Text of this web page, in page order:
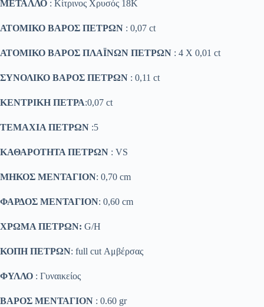
ΜΕΤΑΛΛΟ : Κίτρινος Χρυσός 18K
ΑΤΟΜΙΚΟ ΒΑΡΟΣ ΠΕΤΡΩΝ : 0,07 ct
ΑΤΟΜΙΚΟ ΒΑΡΟΣ ΠΛΑΪΝΩΝ ΠΕΤΡΩΝ : 4 X 0,01 ct
ΣΥΝΟΛΙΚΟ ΒΑΡΟΣ ΠΕΤΡΩΝ : 0,11 ct
ΚΕΝΤΡΙΚΗ ΠΕΤΡΑ:0,07 ct
ΤΕΜΑΧΙΑ ΠΕΤΡΩΝ :5
ΚΑΘΑΡΟΤΗΤΑ ΠΕΤΡΩΝ : VS
ΜΗΚΟΣ ΜΕΝΤΑΓΙΟΝ: 0,70 cm
ΦΑΡΔΟΣ ΜΕΝΤΑΓΙΟΝ: 0,60 cm
ΧΡΩΜΑ ΠΕΤΡΩΝ: G/H
ΚΟΠΗ ΠΕΤΡΩΝ: full cut Αμβέρσας
ΦΥΛΛΟ : Γυναικείος
ΒΑΡΟΣ ΜΕΝΤΑΓΙΟΝ : 0.60 gr